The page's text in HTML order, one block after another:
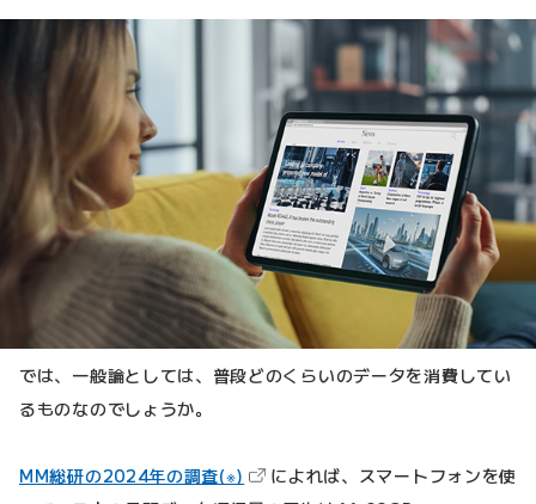
では、一般論としては、普段どのくらいのデータを消費してい
るものなのでしょうか。
MM総研の2024年の調査(※) （新しいタブで開きます）
によれば、スマートフォンを使